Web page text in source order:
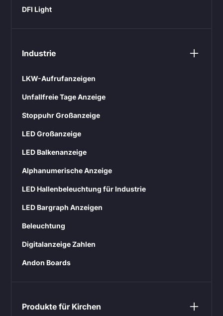
DFI Light
Industrie
LKW-Aufrufanzeigen
Unfallfreie Tage Anzeige
Stoppuhr Großanzeige
LED Großanzeige
LED Balkenanzeige
Alphanumerische Anzeige
LED Hallenbeleuchtung für Industrie
LED Bargraph Anzeigen
Beleuchtung
Digitalanzeige Zahlen
Andon Boards
Produkte für Kirchen